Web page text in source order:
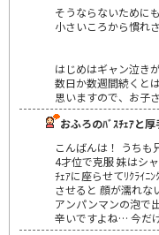
そうならないためにも
小さいころから慣れ
はじめはギャン泣き
数日か数週間続くと
思いますので、お子
おふろのﾊﾞｽﾁｪｱと
こんばんは！ うちも
4才位で克服 妹はシ
ﾁｪｱに座らせてﾘｸﾗｲﾆ
させると 顔が濡れ
アンパンマンの泡で
辛いですよね… 今だ